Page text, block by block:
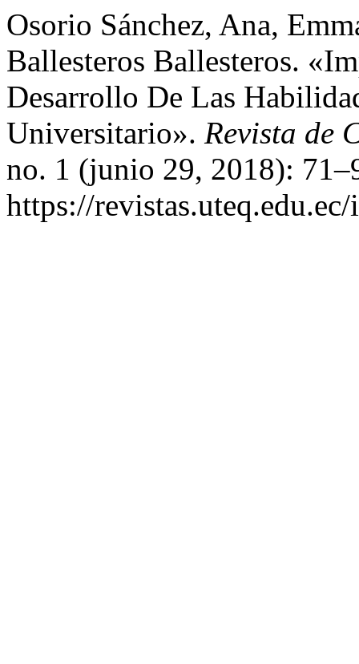
Osorio Sánchez, Ana,
Ballesteros Ballesteros.
Desarrollo De Las
Universitario». Revista de
no. 1 (junio 29, 2018):
https://